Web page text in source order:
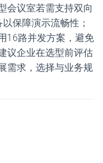
会议室若需支持双向
保障演示流畅性；
16路并发方案，避免
议企业在选型前评估
需求，选择与业务规